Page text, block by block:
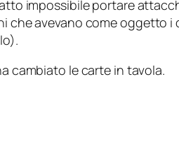
impossibile portare
che avevano come oggetto
cambiato le carte in tavola.